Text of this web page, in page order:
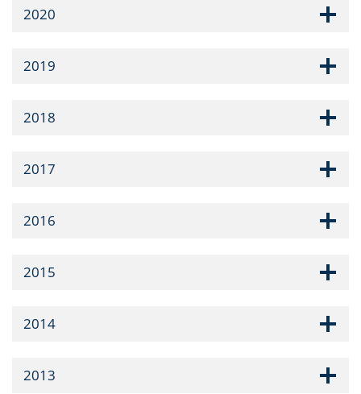
2020
2019
2018
2017
2016
2015
2014
2013